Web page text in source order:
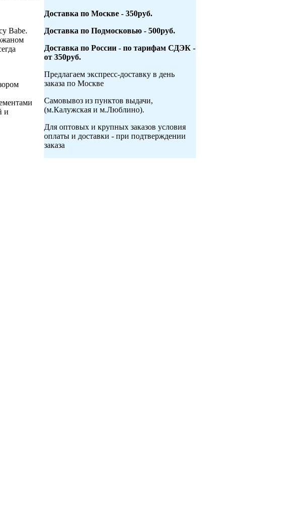
Доставка по Москве - 350руб.
Доставка по Подмосковью - 500руб.
Доставка по России - по тарифам СДЭК -
от 350руб.
Предлагаем экспресс-доставку в день
заказа по Москве
Самовывоз из пунктов выдачи,
(м.Калужская и м.Люблино).
Для оптовых и крупных заказов условия
оплаты и доставки - при подтверждении
заказа
Babe.
и